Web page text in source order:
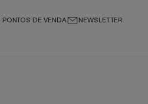
PONTOS DE VENDA NEWSLETTER